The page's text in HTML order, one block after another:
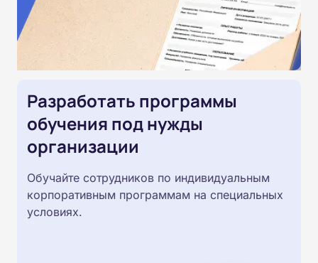
Разработать программы
обучения под нужды
организации
Обучайте сотрудников по индивидуальным
корпоративным программам на специальных
условиях.